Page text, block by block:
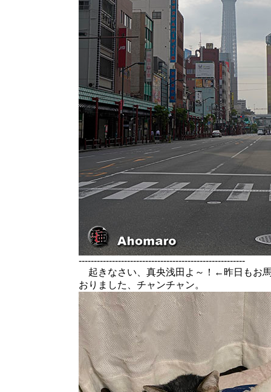
-------------------------------------------------------
起きなさい、真央浅田よ～！←昨日もお
おりました、チャンチャン。